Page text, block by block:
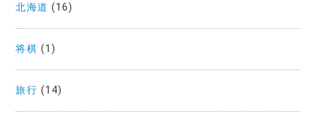
北海道 (16)
将棋 (1)
旅行 (14)